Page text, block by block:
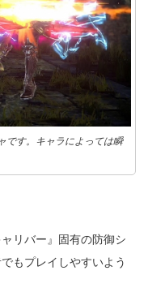
です。キャラによっては瞬
リバー』固有の防御シ
もプレイしやすいよう